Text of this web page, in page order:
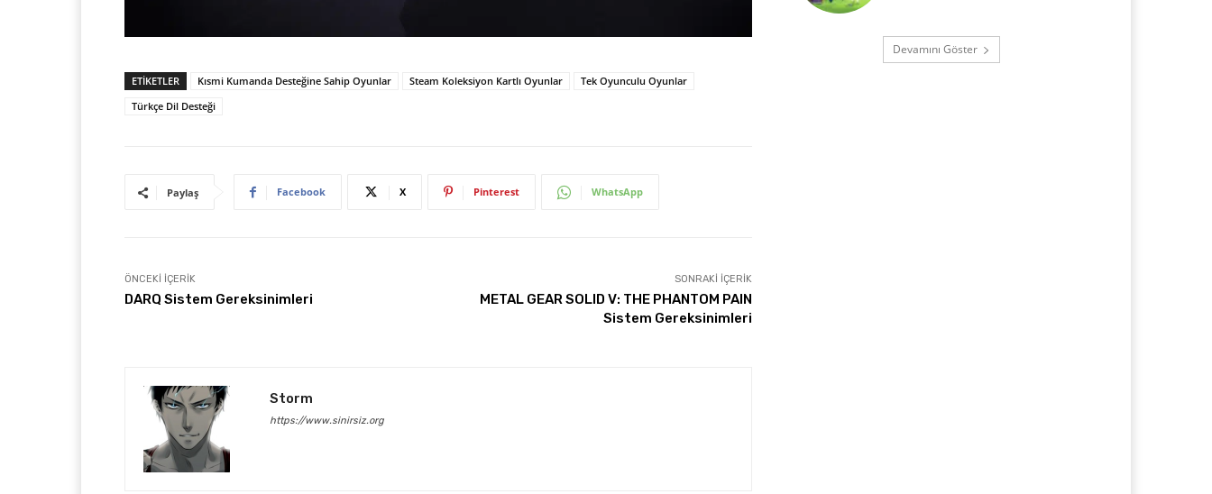
ETIKETLER Kısmi Kumanda Desteğine Sahip Oyunlar Steam Koleksiyon Kartlı Oyunlar
Tek Oyunculu Oyunlar
Türkçe Dil Desteği
Paylaş Facebook X Pinterest WhatsApp
ÖNCEKI İÇERIK
DARQ Sistem Gereksinimleri
SONRAKI İÇERIK
METAL GEAR SOLID V: THE PHANTOM PAIN
Sistem Gereksinimleri
Storm
https://www.sinirsiz.org
Devamını Göster